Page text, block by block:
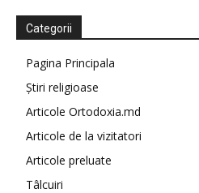
Categorii
Pagina Principala
Știri religioase
Articole Ortodoxia.md
Articole de la vizitatori
Articole preluate
Tâlcuiri